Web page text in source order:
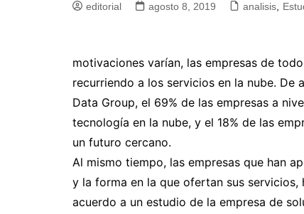
editorial agosto 8, 2019 analisis
motivaciones varían, las empresas de
recurriendo a los servicios en la nube.
Data Group, el 69% de las empresas a
tecnología en la nube, y el 18% de las
un futuro cercano.
Al mismo tiempo, las empresas que han
y la forma en la que ofertan sus servicios,
acuerdo a un estudio de la empresa de